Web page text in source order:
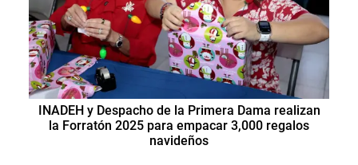
INADEH y Despacho de la Primera Dama realizan
la Forratón 2025 para empacar 3,000 regalos
navideños